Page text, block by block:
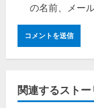
の名前、メー
関連するスト